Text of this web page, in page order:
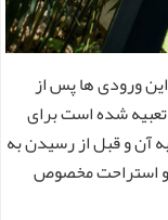
ورودی ها پس از
شده است برای
آن و قبل از رسیدن به
و استراحت مخصوص